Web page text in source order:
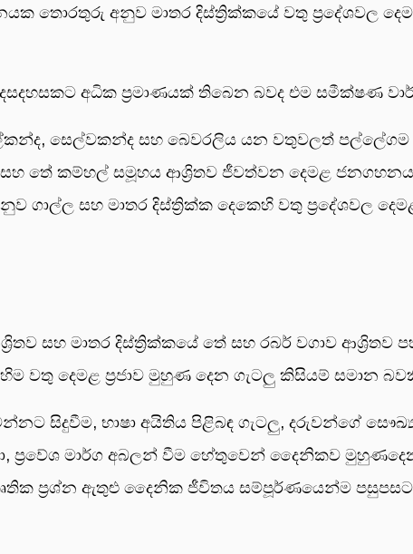
තොරතුරු අනුව මාතර දිස්ත්‍රික්කයේ වතු ප්‍රදේශවල
අධික ප්‍රමාණයක් තිබෙන බවද එම සමීක්ෂණ
සෙල්වකන්ද සහ බෙවරලිය යන වතුවලත්
තේ කම්හල් සමූහය ආශ්‍රිතව ජීවත්වන දෙමළ
ගාල්ල සහ මාතර දිස්ත්‍රික්ක දෙකෙහි වතු ප්‍රදේශවල
සහ මාතර දිස්ත්‍රික්කයේ තේ සහ රබර් වගාව ආශ්‍රිතව
වතු දෙමළ ප්‍රජාව මුහුණ දෙන ගැටලු කිසියම් සමාන
සිදුවීම, භාෂා අයිතිය පිළිබඳ ගැටලු, දරුවන්ගේ
ප්‍රවේශ මාර්ග අබලන් වීම හේතුවෙන් දෛනිකව
ප්‍රශ්න ඇතුළු දෛනික ජීවිතය සම්පූර්ණයෙන්ම